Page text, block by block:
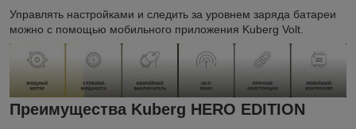
Управлять настройками и следить за уровнем заряда батареи
можно с помощью мобильного приложения Kuberg Volt.
Преимущества Kuberg HERO EDITION